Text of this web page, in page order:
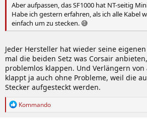
Aber aufpassen, das SF1000 hat NT-seitig
Habe ich gestern erfahren, als ich alle Kabel
einfach um zu stecken. 😅
Jeder Hersteller hat wieder seine
mal die beiden Setz was Corsair
problemlos klappen. Und Verlängern
klappt ja auch ohne Probleme, weil die
Stecker aufgesteckt werden.
R
Kommando